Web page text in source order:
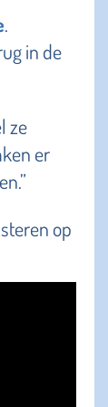
.
in de
ze
er
op